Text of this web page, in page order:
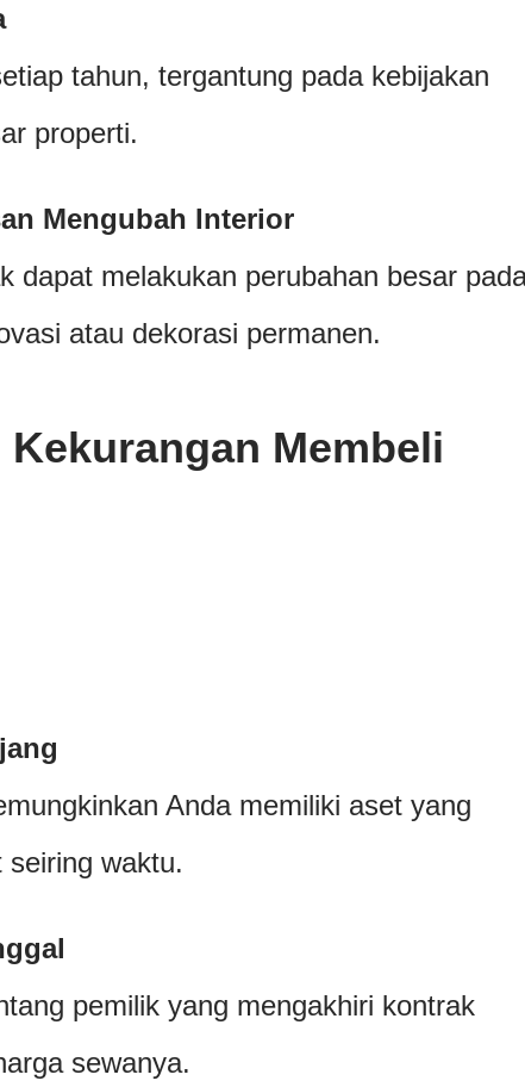
tahun, tergantung pada kebijakan
properti.
Mengubah Interior
dapat melakukan perubahan besar
atau dekorasi permanen.
Membeli
Anda memiliki aset yang
seiring waktu.
pemilik yang mengakhiri kontrak
sewanya.